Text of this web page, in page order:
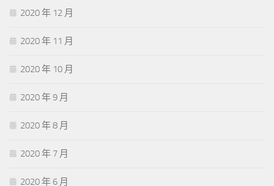
2020 年 12 月
2020 年 11 月
2020 年 10 月
2020 年 9 月
2020 年 8 月
2020 年 7 月
2020 年 6 月